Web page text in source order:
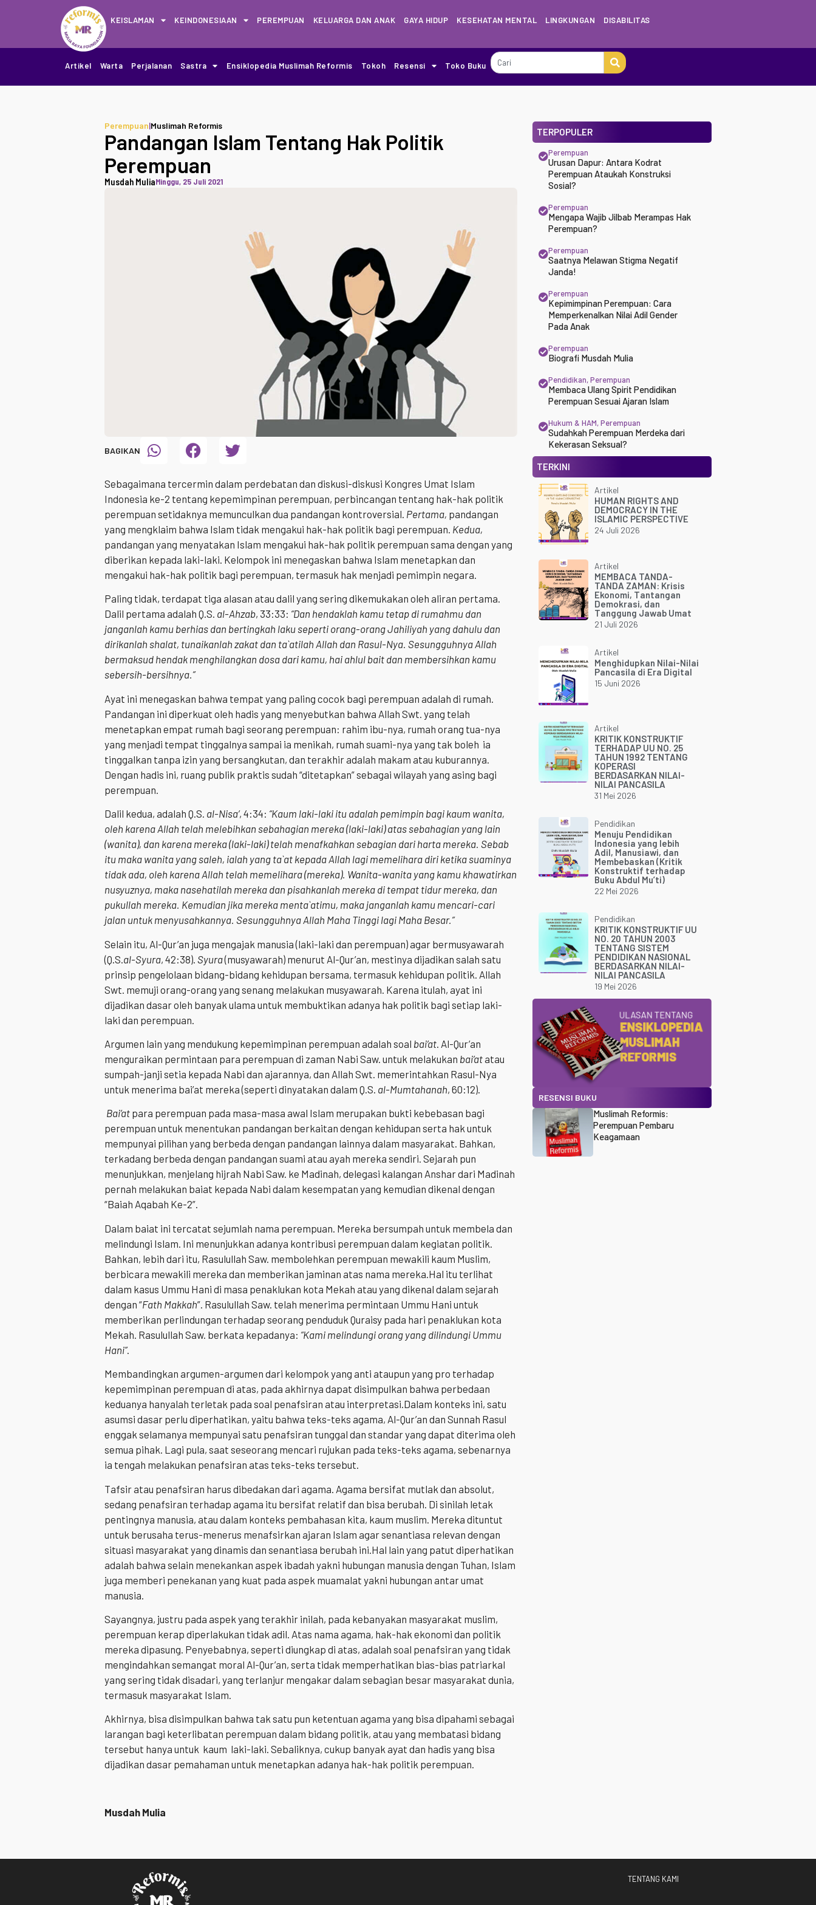
KEISLAMAN KEINDONESIAAN PEREMPUAN KELUARGA DAN ANAK GAYA HIDUP KESEHATAN MENTAL LINGKUNGAN DISABILITAS
Artikel Warta Perjalanan Sastra Ensiklopedia Muslimah Reformis Tokoh Resensi Toko Buku
Perempuan|Muslimah Reformis
Pandangan Islam Tentang Hak Politik
Perempuan
Musdah MuliaMinggu, 25 Juli 2021
BAGIKAN
Sebagaimana tercermin dalam perdebatan dan diskusi-diskusi Kongres Umat Islam
Indonesia ke-2 tentang kepemimpinan perempuan, perbincangan tentang hak-hak politik
perempuan setidaknya memunculkan dua pandangan kontroversial. Pertama, pandangan
yang mengklaim bahwa Islam tidak mengakui hak-hak politik bagi perempuan. Kedua,
pandangan yang menyatakan Islam mengakui hak-hak politik perempuan sama dengan yang
diberikan kepada laki-laki. Kelompok ini menegaskan bahwa Islam menetapkan dan
mengakui hak-hak politik bagi perempuan, termasuk hak menjadi pemimpin negara.
Paling tidak, terdapat tiga alasan atau dalil yang sering dikemukakan oleh aliran pertama.
Dalil pertama adalah Q.S. al-Ahzab, 33:33: “Dan hendaklah kamu tetap di rumahmu dan
janganlah kamu berhias dan bertingkah laku seperti orang-orang Jahiliyah yang dahulu dan
dirikanlah shalat, tunaikanlah zakat dan ta`atilah Allah dan Rasul-Nya. Sesungguhnya Allah
bermaksud hendak menghilangkan dosa dari kamu, hai ahlul bait dan membersihkan kamu
sebersih-bersihnya.”
Ayat ini menegaskan bahwa tempat yang paling cocok bagi perempuan adalah di rumah.
Pandangan ini diperkuat oleh hadis yang menyebutkan bahwa Allah Swt. yang telah
menetapkan empat rumah bagi seorang perempuan: rahim ibu-nya, rumah orang tua-nya
yang menjadi tempat tinggalnya sampai ia menikah, rumah suami-nya yang tak boleh ia
tinggalkan tanpa izin yang bersangkutan, dan terakhir adalah makam atau kuburannya.
Dengan hadis ini, ruang publik praktis sudah “ditetapkan” sebagai wilayah yang asing bagi
perempuan.
Dalil kedua, adalah Q.S. al-Nisa’, 4:34: “Kaum laki-laki itu adalah pemimpin bagi kaum wanita,
oleh karena Allah telah melebihkan sebahagian mereka (laki-laki) atas sebahagian yang lain
(wanita), dan karena mereka (laki-laki) telah menafkahkan sebagian dari harta mereka. Sebab
itu maka wanita yang saleh, ialah yang ta`at kepada Allah lagi memelihara diri ketika suaminya
tidak ada, oleh karena Allah telah memelihara (mereka). Wanita-wanita yang kamu khawatirkan
nusyuznya, maka nasehatilah mereka dan pisahkanlah mereka di tempat tidur mereka, dan
pukullah mereka. Kemudian jika mereka menta`atimu, maka janganlah kamu mencari-cari
jalan untuk menyusahkannya. Sesungguhnya Allah Maha Tinggi lagi Maha Besar.”
Selain itu, Al-Qur’an juga mengajak manusia (laki-laki dan perempuan) agar bermusyawarah
(Q.S. al-Syura, 42:38). Syura(musyawarah) menurut Al-Qur’an, mestinya dijadikan salah satu
prinsip pengelolaan bidang-bidang kehidupan bersama, termasuk kehidupan politik. Allah
Swt. memuji orang-orang yang senang melakukan musyawarah. Karena itulah, ayat ini
dijadikan dasar oleh banyak ulama untuk membuktikan adanya hak politik bagi setiap laki-
laki dan perempuan.
Argumen lain yang mendukung kepemimpinan perempuan adalah soal bai’at . Al-Qur’an
menguraikan permintaan para perempuan di zaman Nabi Saw. untuk melakukan bai’atatau
sumpah-janji setia kepada Nabi dan ajarannya, dan Allah Swt. memerintahkan Rasul-Nya
untuk menerima bai’at mereka (seperti dinyatakan dalam Q.S. al-Mumtahanah, 60:12).
Bai’at para perempuan pada masa-masa awal Islam merupakan bukti kebebasan bagi
perempuan untuk menentukan pandangan berkaitan dengan kehidupan serta hak untuk
mempunyai pilihan yang berbeda dengan pandangan lainnya dalam masyarakat. Bahkan,
terkadang berbeda dengan pandangan suami atau ayah mereka sendiri. Sejarah pun
menunjukkan, menjelang hijrah Nabi Saw. ke Madinah, delegasi kalangan Anshar dari Madinah
pernah melakukan baiat kepada Nabi dalam kesempatan yang kemudian dikenal dengan
“Baiah Aqabah Ke-2”.
Dalam baiat ini tercatat sejumlah nama perempuan. Mereka bersumpah untuk membela dan
melindungi Islam. Ini menunjukkan adanya kontribusi perempuan dalam kegiatan politik.
Bahkan, lebih dari itu, Rasulullah Saw. membolehkan perempuan mewakili kaum Muslim,
berbicara mewakili mereka dan memberikan jaminan atas nama mereka.Hal itu terlihat
dalam kasus Ummu Hani di masa penaklukan kota Mekah atau yang dikenal dalam sejarah
dengan “Fath Makkah”. Rasulullah Saw. telah menerima permintaan Ummu Hani untuk
memberikan perlindungan terhadap seorang penduduk Quraisy pada hari penaklukan kota
Mekah. Rasulullah Saw. berkata kepadanya: “Kami melindungi orang yang dilindungi Ummu
Hani”.
Membandingkan argumen-argumen dari kelompok yang anti ataupun yang pro terhadap
kepemimpinan perempuan di atas, pada akhirnya dapat disimpulkan bahwa perbedaan
keduanya hanyalah terletak pada soal penafsiran atau interpretasi.Dalam konteks ini, satu
asumsi dasar perlu diperhatikan, yaitu bahwa teks-teks agama, Al-Qur’an dan Sunnah Rasul
enggak selamanya mempunyai satu penafsiran tunggal dan standar yang dapat diterima oleh
semua pihak. Lagi pula, saat seseorang mencari rujukan pada teks-teks agama, sebenarnya
ia tengah melakukan penafsiran atas teks-teks tersebut.
Tafsir atau penafsiran harus dibedakan dari agama. Agama bersifat mutlak dan absolut,
sedang penafsiran terhadap agama itu bersifat relatif dan bisa berubah. Di sinilah letak
pentingnya manusia, atau dalam konteks pembahasan kita, kaum muslim. Mereka dituntut
untuk berusaha terus-menerus menafsirkan ajaran Islam agar senantiasa relevan dengan
situasi masyarakat yang dinamis dan senantiasa berubah ini.Hal lain yang patut diperhatikan
adalah bahwa selain menekankan aspek ibadah yakni hubungan manusia dengan Tuhan, Islam
juga memberi penekanan yang kuat pada aspek muamalat yakni hubungan antar umat
manusia.
Sayangnya, justru pada aspek yang terakhir inilah, pada kebanyakan masyarakat muslim,
perempuan kerap diperlakukan tidak adil. Atas nama agama, hak-hak ekonomi dan politik
mereka dipasung. Penyebabnya, seperti diungkap di atas, adalah soal penafsiran yang tidak
mengindahkan semangat moral Al-Qur’an, serta tidak memperhatikan bias-bias patriarkal
yang sering tidak disadari, yang terlanjur mengakar dalam sebagian besar masyarakat dunia,
termasuk masyarakat Islam.
Akhirnya, bisa disimpulkan bahwa tak satu pun ketentuan agama yang bisa dipahami sebagai
larangan bagi keterlibatan perempuan dalam bidang politik, atau yang membatasi bidang
tersebut hanya untuk kaum laki-laki. Sebaliknya, cukup banyak ayat dan hadis yang bisa
dijadikan dasar pemahaman untuk menetapkan adanya hak-hak politik perempuan.
Musdah Mulia
TERPOPULER
Perempuan
Urusan Dapur: Antara Kodrat
Perempuan Ataukah Konstruksi
Sosial?
Perempuan
Mengapa Wajib Jilbab Merampas Hak
Perempuan?
Perempuan
Saatnya Melawan Stigma Negatif
Janda!
Perempuan
Kepimimpinan Perempuan: Cara
Memperkenalkan Nilai Adil Gender
Pada Anak
Perempuan
Biografi Musdah Mulia
Pendidikan,Perempuan
Membaca Ulang Spirit Pendidikan
Perempuan Sesuai Ajaran Islam
Hukum & HAM,Perempuan
Sudahkah Perempuan Merdeka dari
Kekerasan Seksual?
TERKINI
Artikel
HUMAN RIGHTS AND
DEMOCRACY IN THE
ISLAMIC PERSPECTIVE
24 Juli 2026
Artikel
MEMBACA TANDA-
TANDA ZAMAN: Krisis
Ekonomi, Tantangan
Demokrasi, dan
Tanggung Jawab Umat
21 Juli 2026
Artikel
Menghidupkan Nilai-Nilai
Pancasila di Era Digital
15 Juni 2026
Artikel
KRITIK KONSTRUKTIF
TERHADAP UU NO. 25
TAHUN 1992 TENTANG
KOPERASI
BERDASARKAN NILAI-
NILAI PANCASILA
31 Mei 2026
Pendidikan
Menuju Pendidikan
Indonesia yang lebih
Adil, Manusiawi, dan
Membebaskan (Kritik
Konstruktif terhadap
Buku Abdul Mu’ti)
22 Mei 2026
Pendidikan
KRITIK KONSTRUKTIF UU
NO. 20 TAHUN 2003
TENTANG SISTEM
PENDIDIKAN NASIONAL
BERDASARKAN NILAI-
NILAI PANCASILA
19 Mei 2026
RESENSI BUKU
Muslimah Reformis:
Perempuan Pembaru
Keagamaan
TENTANG KAMI